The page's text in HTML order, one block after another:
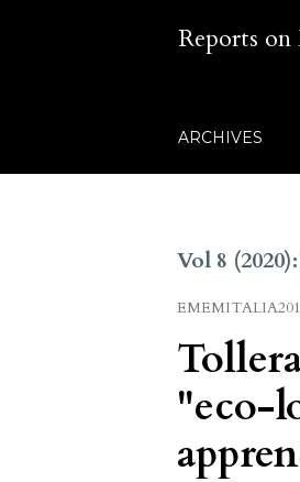
Reports
ARCHIVES
Vol 8
"eco-